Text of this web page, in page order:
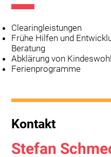
Clearingleistungen
Frühe Hilfen und
Beratung
Abklärung von
Ferienprogramme
Kontakt
Stefan